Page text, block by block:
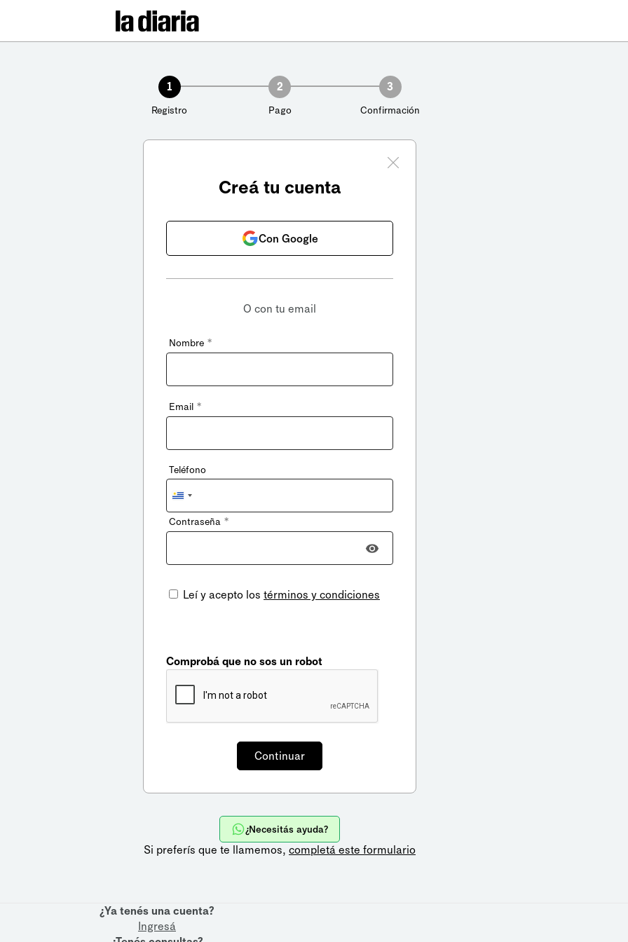
1
Registro
2
Pago
3
Confirmación
Creá tu cuenta
Con Google
O con tu email
Nombre *
Email *
Teléfono
Uruguay
+598
Contraseña *
Leí y acepto los términos y condiciones
Comprobá que no sos un robot
¿Necesitás ayuda?
Si preferís que te llamemos, completá este formulario
¿Ya tenés una cuenta?
Ingresá